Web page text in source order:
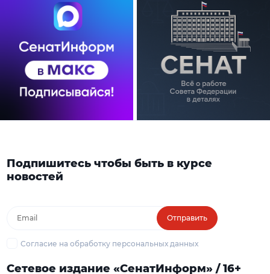
Подпишитесь чтобы быть в курсе
новостей
Отправить
Согласие на обработку персональных данных
Сетевое издание «СенатИнформ» / 16+